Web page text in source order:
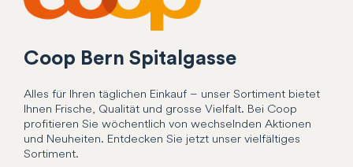
Coop Bern Spitalgasse
Alles für Ihren täglichen Einkauf – unser Sortiment bietet
Ihnen Frische, Qualität und grosse Vielfalt. Bei Coop
profitieren Sie wöchentlich von wechselnden Aktionen
und Neuheiten. Entdecken Sie jetzt unser vielfältiges
Sortiment.